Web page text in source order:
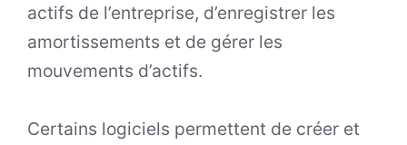
actifs de l’entreprise, d’enregistrer les
amortissements et de gérer les
mouvements d’actifs.
Certains logiciels permettent de créer et